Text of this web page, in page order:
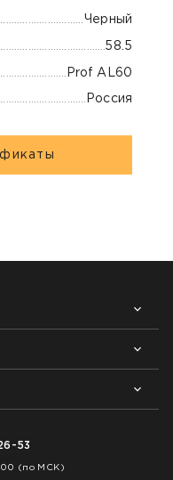
Черный
58.5
Prof AL60
Россия
53
(по МСК)